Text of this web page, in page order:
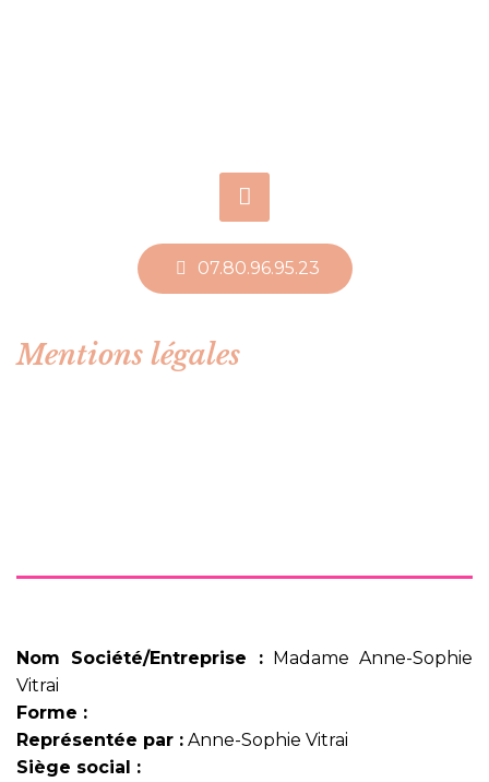
07.80.96.95.23
Mentions légales
Nom Société/Entreprise :Madame Anne-Sophie
Vitrai
Forme :
Représentée par : Anne-Sophie Vitrai
Siège social :